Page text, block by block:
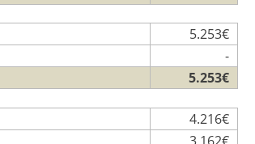
5.253€
-
5.253€
4.216€
3.162€